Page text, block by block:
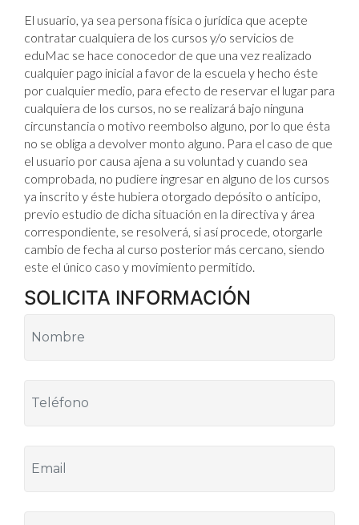
El usuario, ya sea persona física o jurídica que acepte
contratar cualquiera de los cursos y/o servicios de
eduMac se hace conocedor de que una vez realizado
cualquier pago inicial a favor de la escuela y hecho éste
por cualquier medio, para efecto de reservar el lugar para
cualquiera de los cursos, no se realizará bajo ninguna
circunstancia o motivo reembolso alguno, por lo que ésta
no se obliga a devolver monto alguno. Para el caso de que
el usuario por causa ajena a su voluntad y cuando sea
comprobada, no pudiere ingresar en alguno de los cursos
ya inscrito y éste hubiera otorgado depósito o anticipo,
previo estudio de dicha situación en la directiva y área
correspondiente, se resolverá, si así procede, otorgarle
cambio de fecha al curso posterior más cercano, siendo
este el único caso y movimiento permitido.
SOLICITA INFORMACIÓN